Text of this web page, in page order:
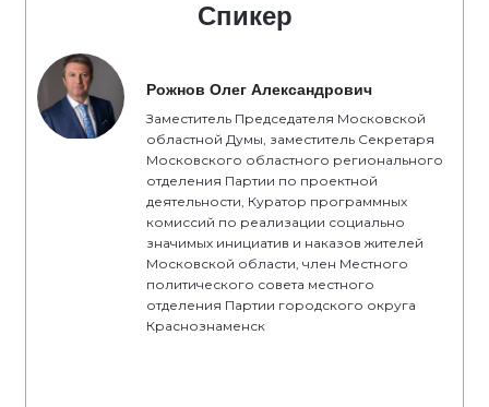
Спикер
Рожнов Олег Александрович
Заместитель Председателя Московской
областной Думы, заместитель Секретаря
Московского областного регионального
отделения Партии по проектной
деятельности, Куратор программных
комиссий по реализации социально
значимых инициатив и наказов жителей
Московской области, член Местного
политического совета местного
отделения Партии городского округа
Краснознаменск